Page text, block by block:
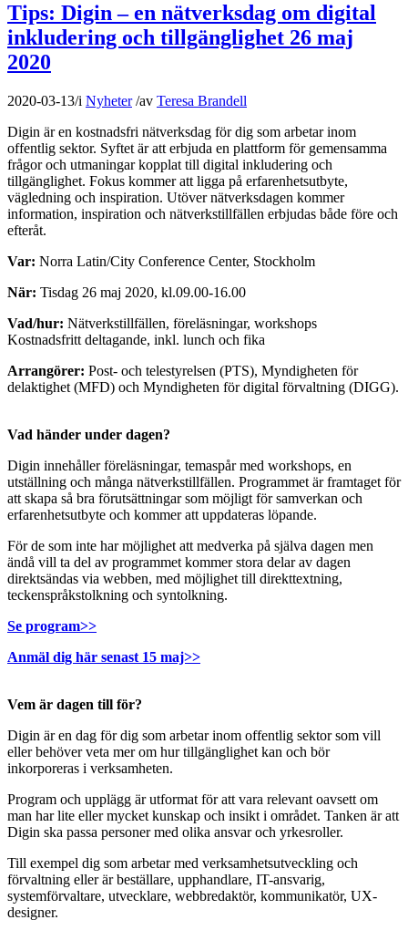
Tips: Digin – en nätverksdag om digital
inkludering och tillgänglighet 26 maj
2020
2020-03-13/i Nyheter /av Teresa Brandell
Digin är en kostnadsfri nätverksdag för dig som arbetar inom
offentlig sektor. Syftet är att erbjuda en plattform för gemensamma
frågor och utmaningar kopplat till digital inkludering och
tillgänglighet. Fokus kommer att ligga på erfarenhetsutbyte,
vägledning och inspiration. Utöver nätverksdagen kommer
information, inspiration och nätverkstillfällen erbjudas både före och
efteråt.
Var: Norra Latin/City Conference Center, Stockholm
När: Tisdag 26 maj 2020, kl.09.00-16.00
Vad/hur: Nätverkstillfällen, föreläsningar, workshops
Kostnadsfritt deltagande, inkl. lunch och fika
Arrangörer: Post- och telestyrelsen (PTS), Myndigheten för
delaktighet (MFD) och Myndigheten för digital förvaltning (DIGG).
Vad händer under dagen?
Digin innehåller föreläsningar, temaspår med workshops, en
utställning och många nätverkstillfällen. Programmet är framtaget för
att skapa så bra förutsättningar som möjligt för samverkan och
erfarenhetsutbyte och kommer att uppdateras löpande.
För de som inte har möjlighet att medverka på själva dagen men
ändå vill ta del av programmet kommer stora delar av dagen
direktsändas via webben, med möjlighet till direkttextning,
teckenspråkstolkning och syntolkning.
Se program>>
Anmäl dig här senast 15 maj>>
Vem är dagen till för?
Digin är en dag för dig som arbetar inom offentlig sektor som vill
eller behöver veta mer om hur tillgänglighet kan och bör
inkorporeras i verksamheten.
Program och upplägg är utformat för att vara relevant oavsett om
man har lite eller mycket kunskap och insikt i området. Tanken är att
Digin ska passa personer med olika ansvar och yrkesroller.
Till exempel dig som arbetar med verksamhetsutveckling och
förvaltning eller är beställare, upphandlare, IT-ansvarig,
systemförvaltare, utvecklare, webbredaktör, kommunikatör, UX-
designer.